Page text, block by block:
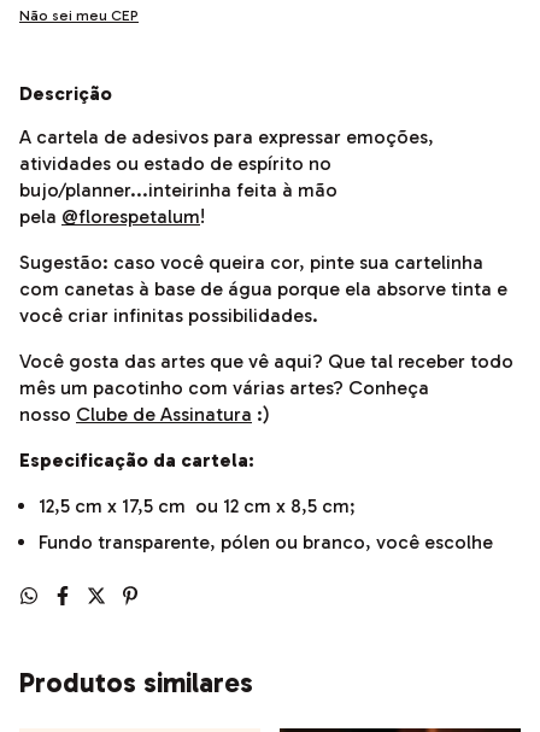
Não sei meu CEP
Descrição
A cartela de adesivos para expressar emoções,
atividades ou estado de espírito no
bujo/planner...inteirinha feita à mão
pela @florespetalum!
Sugestão: caso você queira cor, pinte sua cartelinha
com canetas à base de água porque ela absorve tinta e
você criar infinitas possibilidades.
Você gosta das artes que vê aqui? Que tal receber todo
mês um pacotinho com várias artes? Conheça
nosso Clube de Assinatura :)
Especificação da cartela:​
12,5 cm x 17,5 cm ou 12 cm x 8,5 cm;
Fundo transparente, pólen ou branco, você escolhe
Produtos similares